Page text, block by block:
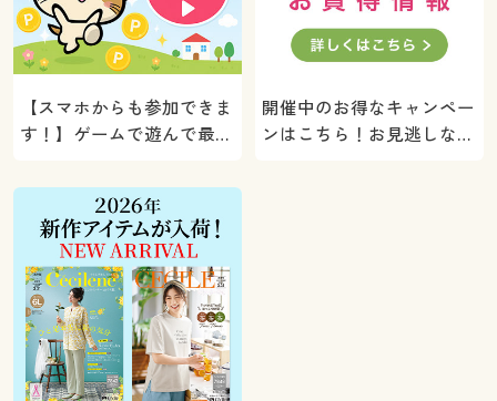
【スマホからも参加できま
す！】ゲームで遊んで最大
ト！
開催中のお得なキャンペー
ンはこちら！お見逃しな